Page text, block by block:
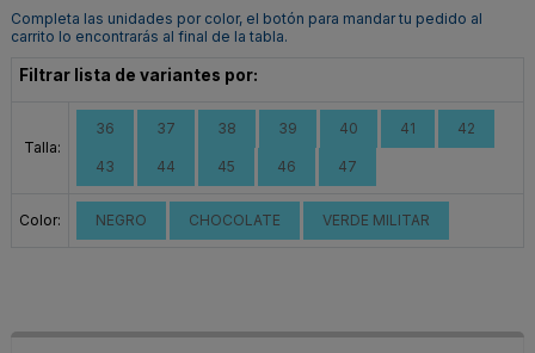
Completa las unidades por color, el botón para mandar tu pedido al
carrito lo encontrarás al final de la tabla.
Filtrar lista de variantes por:
Talla:
36 37 38 39 40 41 42
43 44 45 46 47
Color: NEGRO CHOCOLATE VERDE MILITAR